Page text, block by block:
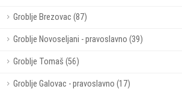
Groblje Brezovac (87)
Groblje Novoseljani - pravoslavno (39)
Groblje Tomaš (56)
Groblje Galovac - pravoslavno (17)